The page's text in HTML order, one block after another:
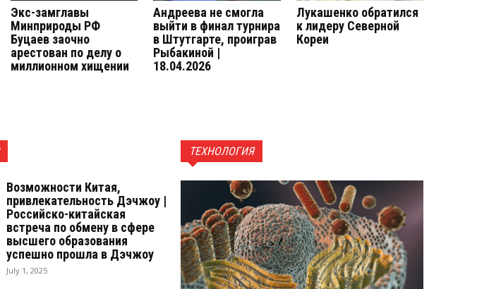
Экс-замглавы
Минприроды РФ
Буцаев заочно
арестован по делу о
миллионном хищении
Андреева не смогла
выйти в финал турнира
в Штутгарте, проиграв
Рыбакиной |
18.04.2026
Лукашенко обратился
к лидеру Северной
Кореи
Возможности Китая,
привлекательность Дэчжоу |
Российско-китайская
встреча по обмену в сфере
высшего образования
успешно прошла в Дэчжоу
July 1, 2025
ТЕХНОЛОГИЯ